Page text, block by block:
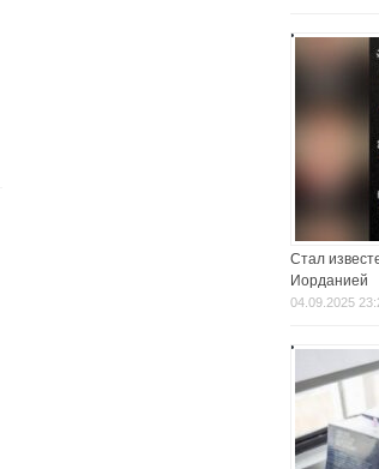
Стал
Иорданией
04.09.2025